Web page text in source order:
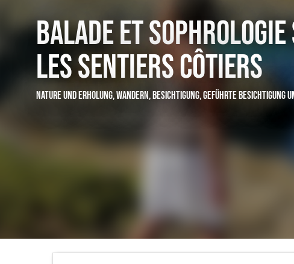
Balade et
les sentiers côtiers
NATURE UND ERHOLUNG,WANDERN,BESICHTIGUNG,GEFÜHRTE BESICHTIGUNG